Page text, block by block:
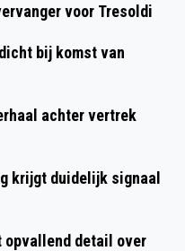
voor Tresoldi
bij komst van
achter vertrek
krijgt duidelijk signaal
opvallend detail over